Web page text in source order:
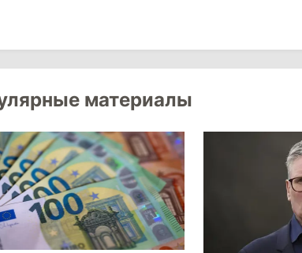
материалы